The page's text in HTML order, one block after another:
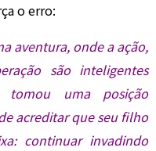
o erro:
aventura, onde a ação,
são inteligentes
uma posição
acreditar que seu filho
continuar invadindo